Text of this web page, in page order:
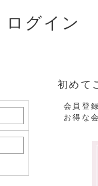
ログイン
初めて
会員登
お得な